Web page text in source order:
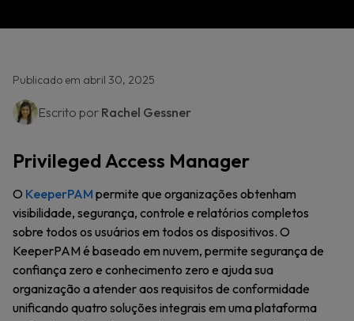
Publicado em abril 30, 2025
Escrito por Rachel Gessner
Privileged Access Manager
O KeeperPAM permite que organizações obtenham
visibilidade, segurança, controle e relatórios completos
sobre todos os usuários em todos os dispositivos. O
KeeperPAM é baseado em nuvem, permite segurança de
confiança zero e conhecimento zero e ajuda sua
organização a atender aos requisitos de conformidade
unificando quatro soluções integrais em uma plataforma